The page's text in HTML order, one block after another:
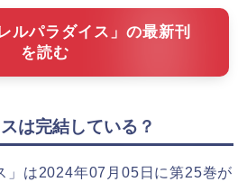
ルパラダイス」の最新刊
を読む
は完結している？
」は2024年07月05日に第25巻が